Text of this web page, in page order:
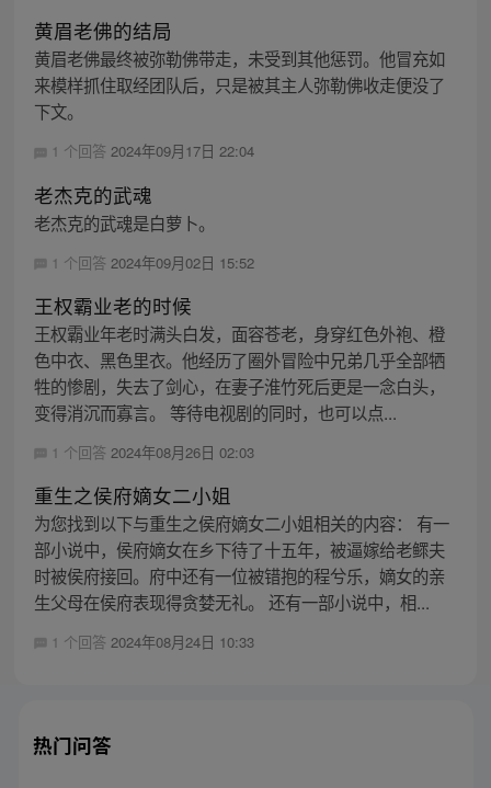
黄眉老佛的结局
黄眉老佛最终被弥勒佛带走，未受到其他惩罚。他冒充如
来模样抓住取经团队后，只是被其主人弥勒佛收走便没了
下文。
1 个回答 2024年09月17日 22:04
老杰克的武魂
老杰克的武魂是白萝卜。
1 个回答 2024年09月02日 15:52
王权霸业老的时候
王权霸业年老时满头白发，面容苍老，身穿红色外袍、橙
色中衣、黑色里衣。他经历了圈外冒险中兄弟几乎全部牺
牲的惨剧，失去了剑心，在妻子淮竹死后更是一念白头，
变得消沉而寡言。 等待电视剧的同时，也可以点...
1 个回答 2024年08月26日 02:03
重生之侯府嫡女二小姐
为您找到以下与重生之侯府嫡女二小姐相关的内容： 有一
部小说中，侯府嫡女在乡下待了十五年，被逼嫁给老鳏夫
时被侯府接回。府中还有一位被错抱的程兮乐，嫡女的亲
生父母在侯府表现得贪婪无礼。 还有一部小说中，相...
1 个回答 2024年08月24日 10:33
热门问答